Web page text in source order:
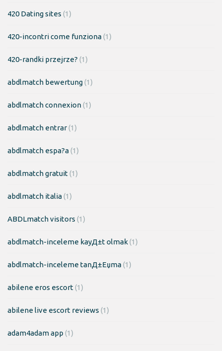
420 Dating sites (1)
420-incontri come funziona(1)
420-randki przejrze? (1)
abdlmatch bewertung(1)
abdlmatch connexion(1)
abdlmatch entrar(1)
abdlmatch espa?a(1)
abdlmatch gratuit(1)
abdlmatch italia(1)
ABDLmatch visitors (1)
abdlmatch-inceleme kayД±t olmak(1)
abdlmatch-inceleme tanД±Еџma(1)
abilene eros escort(1)
abilene live escort reviews (1)
adam4adam app (1)